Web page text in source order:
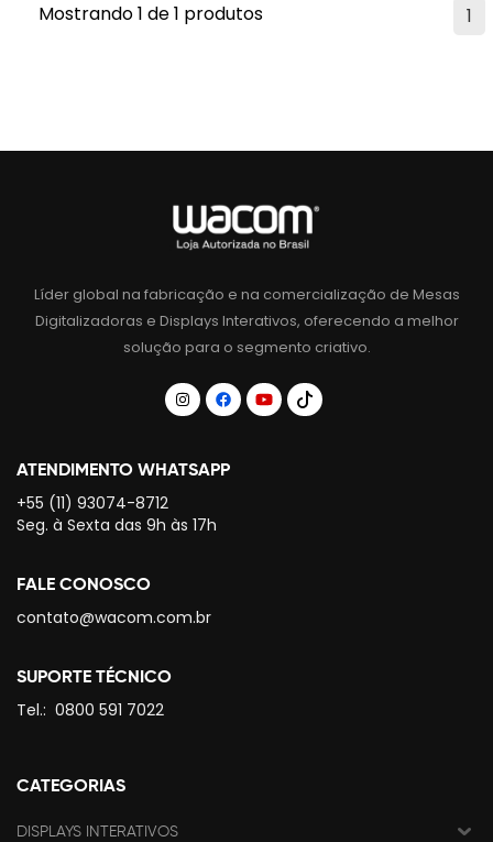
1
Mostrando 1 de 1 produtos
Líder global na fabricação e na comercialização de Mesas
Digitalizadoras e Displays Interativos, oferecendo a melhor
solução para o segmento criativo.
ATENDIMENTO WHATSAPP
+55 (11) 93074-8712
Seg. à Sexta das 9h às 17h
FALE CONOSCO
contato@wacom.com.br
SUPORTE TÉCNICO
Tel.: 0800 591 7022
CATEGORIAS
DISPLAYS INTERATIVOS